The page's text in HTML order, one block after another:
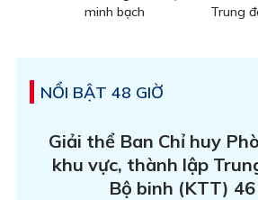
minh bạch
Trung
NỔI BẬT 48 GIỜ
Giải thể Ban Chỉ huy
khu vực, thành lập
Bộ binh (KTT) 46